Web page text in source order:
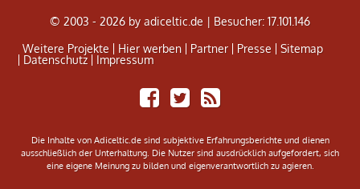
© 2003 - 2026 by adiceltic.de | Besucher: 17.101.146
Weitere Projekte
Hier werben Partner Presse
Sitemap
Datenschutz
Impressum
Share
on
TweetAdiceltic
RSS
Die Inhalte von Adiceltic.de sind subjektive Erfahrungsberichte und dienen
ausschließlich der Unterhaltung. Die Nutzer sind ausdrücklich aufgefordert, sich
eine eigene Meinung zu bilden und eigenverantwortlich zu agieren.